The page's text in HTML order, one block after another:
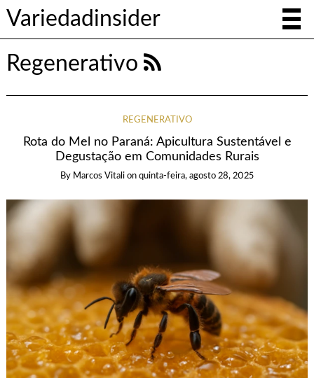
Variedadinsider
Regenerativo
REGENERATIVO
Rota do Mel no Paraná: Apicultura Sustentável e
Degustação em Comunidades Rurais
By Marcos Vitali on quinta-feira, agosto 28, 2025